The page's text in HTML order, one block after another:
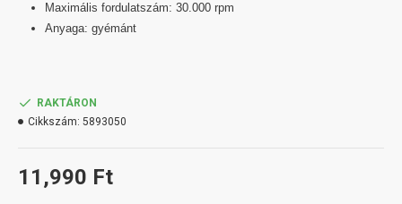
Maximális fordulatszám: 30.000 rpm
Anyaga: gyémánt
11,990 Ft
RAKTÁRON
Cikkszám: 5893050